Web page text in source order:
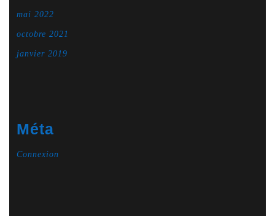
mai 2022
octobre 2021
janvier 2019
Méta
Connexion